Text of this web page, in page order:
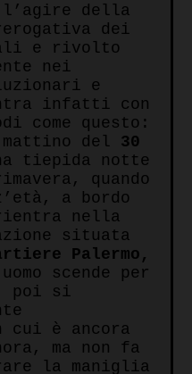
l’agire della
dei
e rivolto
nei
e
infatti con
come questo:
del 30
tiepida notte
quando
a bordo
nella
situata
Palermo,
scende per
poi si
cui è ancora
ma non fa
la maniglia